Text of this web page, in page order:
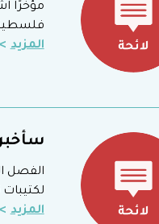
مؤخرًا
المزيد
الفصل
المزيد